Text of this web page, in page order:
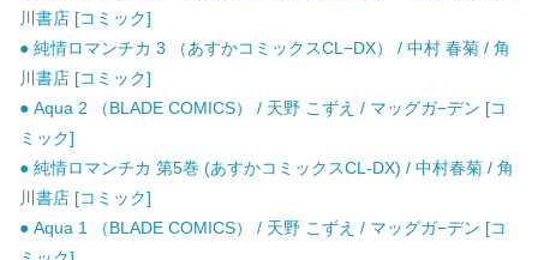
川書店 [コミック]
● 純情ロマンチカ 3 （あすかコミックスCL−DX） / 中村 春菊 / 角
川書店 [コミック]
● Aqua 2 （BLADE COMICS） / 天野 こずえ / マッグガ−デン [コ
ミック]
● 純情ロマンチカ 第5巻 (あすかコミックスCL-DX) / 中村春菊 / 角
川書店 [コミック]
● Aqua 1 （BLADE COMICS） / 天野 こずえ / マッグガ−デン [コ